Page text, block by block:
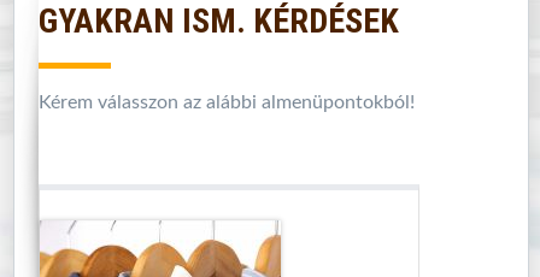
GYAKRAN ISM. KÉRDÉSEK
Kérem válasszon az alábbi almenüpontokból!